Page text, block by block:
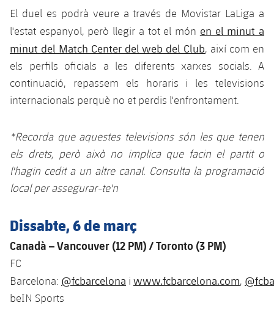
Accessibilitat
Acreditacions
Instal·lacions
Fotos
Història
Palmarès
Fotos
Infantil A
Infantil B
Resultats
Classificació
Fotos
Palmarès
Calendari
Resultats
Jugadors
Actualitat
Juvenil
Cadet
Aleví
Campus Verano
PLUSICON
MÉS
Primer equip
plusicon
més
Calendari
Entrades
Resultats
Classificació
Jugadors
Barça Atlètic
plusicon
més
Actualitat
Calendari
Resultats
Jugadors
Classificació
Base
plusicon
més
Actualitat
Barça C
Juvenil
Campus Estiu
PLUSICON
MÉS
Notícies
Atletisme
plusicon
més
El duel es podrà veure a través de Movistar LaLiga a
l'estat espanyol, però llegir a tot el món en el minut a
minut del Match Center del web del Club, així com en
els perfils oficials a les diferents xarxes socials. A
continuació, repassem els horaris i les televisions
internacionals perquè no et perdis l'enfrontament.
*Recorda que aquestes televisions són les que tenen
els drets, però això no implica que facin el partit o
l'hagin cedit a un altre canal. Consulta la programació
local per assegurar-te'n
Dissabte, 6 de març
Canadà – Vancouver (12 PM) / Toronto (3 PM)
FC
Barcelona: @fcbarcelona i www.fcbarcelona.com,
beIN Sports